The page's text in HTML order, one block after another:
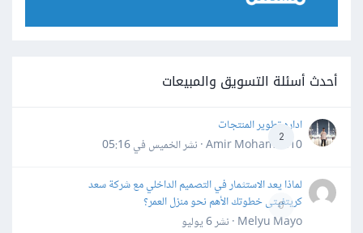
أحدث أسئلة التسويق والمبيعات
2
اداره تطوير المنتجات
Amir Mohamed10 · نشر
الخميس في 05:16
0
لماذا يعد الاستثمار في التصميم الداخلي مع شركة سعد
كريتفيتى خطوتك الأهم نحو منزل العمر؟
Melyu Mayo · نشر
6 يوليو